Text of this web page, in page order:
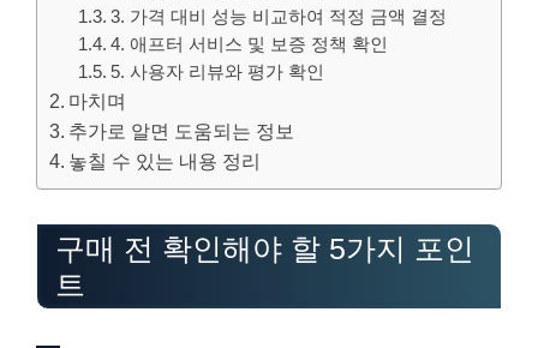
3. 가격 대비 성능 비교하여 적정 금액 결정
4. 애프터 서비스 및 보증 정책 확인
5. 사용자 리뷰와 평가 확인
마치며
추가로 알면 도움되는 정보
놓칠 수 있는 내용 정리
구매 전 확인해야 할 5가지 포인
트